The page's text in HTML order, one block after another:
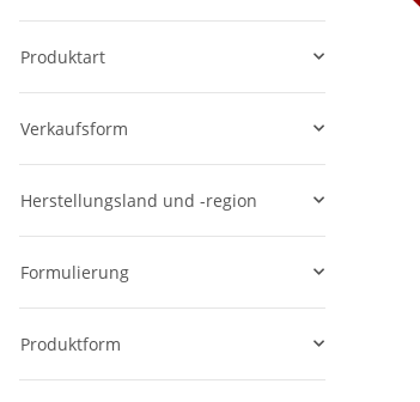
Produktart
Verkaufsform
Herstellungsland und -region
Formulierung
Produktform